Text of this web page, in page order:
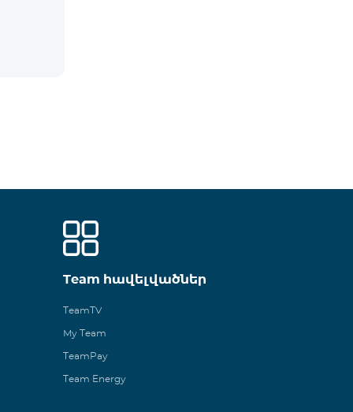
Team հավելվածներ
TeamTV
My Team
TeamPay
Team Energy